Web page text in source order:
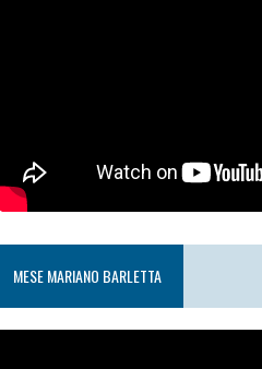
MESE MARIANO BARLETTA